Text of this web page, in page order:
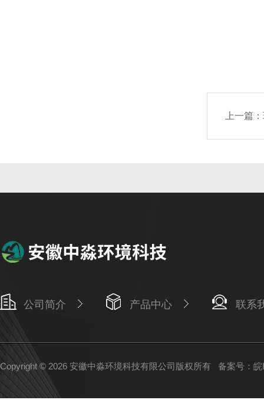
上一篇：
公司简介 产品中心 联系
Copyright © 2026 安徽中淼环境科技有限公司版权所有 备案号：